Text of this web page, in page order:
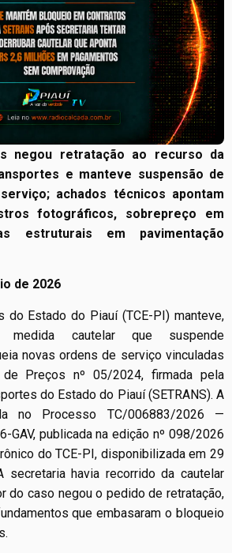
negou retratação ao recurso da
e manteve suspensão de
achados técnicos apontam
fotográficos, sobrepreço em
estruturais em pavimentação
de 2026
do Estado do Piauí (TCE-PI) manteve,
medida cautelar que suspende
novas ordens de serviço vinculadas
Preços nº 05/2024, firmada pela
do Estado do Piauí (SETRANS). A
no Processo TC/006883/2026 —
GAV, publicada na edição nº 098/2026
do TCE-PI, disponibilizada em 29
havia recorrido da cautelar
do caso negou o pedido de retratação,
que embasaram o bloqueio